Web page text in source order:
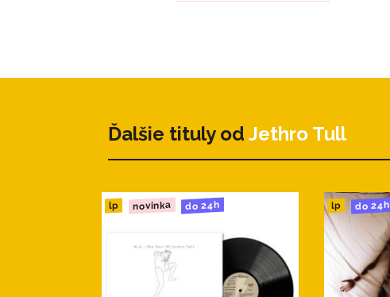
5. Elegy
Ďalšie tituly od Jethro Tull
lp novinka do 24h lp do 24h